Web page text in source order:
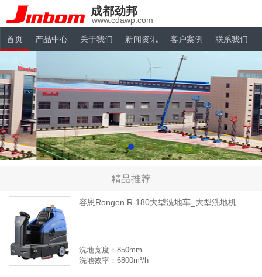
成都劲邦
www.cdawp.com
首页 产品中心 关于我们 新闻资讯 客户案例 联系我们
精品推荐
容恩Rongen R-180大型洗地车_大型洗地机
洗地宽度：850mm
洗地效率：6800m²/h